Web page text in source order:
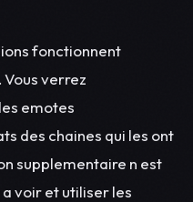
fonctionnent
verrez
emotes
des chaines qui les ont
supplementaire n est
voir et utiliser les